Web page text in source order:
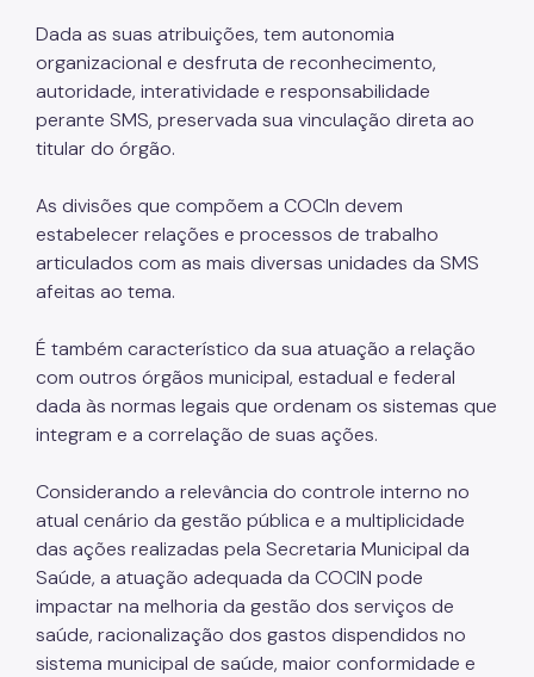
Coordenadoria de Informação em Saúde
Infecções Sexualmente Transmissíveis - IST/AIDS
Epidemiologia e Informação - CEInfo
Gestão de Pessoas
Gestão Participativa
Judicialização da Saúde
Licitações e Compras Públicas
Editais / Consulta Pública
Manuais de Identidade Visual
Notícias
Ouvidoria
Dada as suas atribuições, tem autonomia
organizacional e desfruta de reconhecimento,
autoridade, interatividade e responsabilidade
perante SMS, preservada sua vinculação direta ao
titular do órgão.
As divisões que compõem a COCIn devem
estabelecer relações e processos de trabalho
articulados com as mais diversas unidades da SMS
afeitas ao tema.
É também característico da sua atuação a relação
com outros órgãos municipal, estadual e federal
dada às normas legais que ordenam os sistemas que
integram e a correlação de suas ações.
Considerando a relevância do controle interno no
atual cenário da gestão pública e a multiplicidade
das ações realizadas pela Secretaria Municipal da
Saúde, a atuação adequada da COCIN pode
impactar na melhoria da gestão dos serviços de
saúde, racionalização dos gastos dispendidos no
sistema municipal de saúde, maior conformidade e